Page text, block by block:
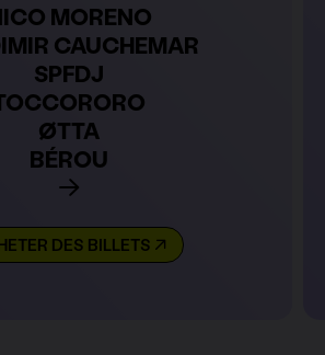
MORENO
CAUCHEMAR
SPFDJ
ØTTA
BÉROU
DES BILLETS